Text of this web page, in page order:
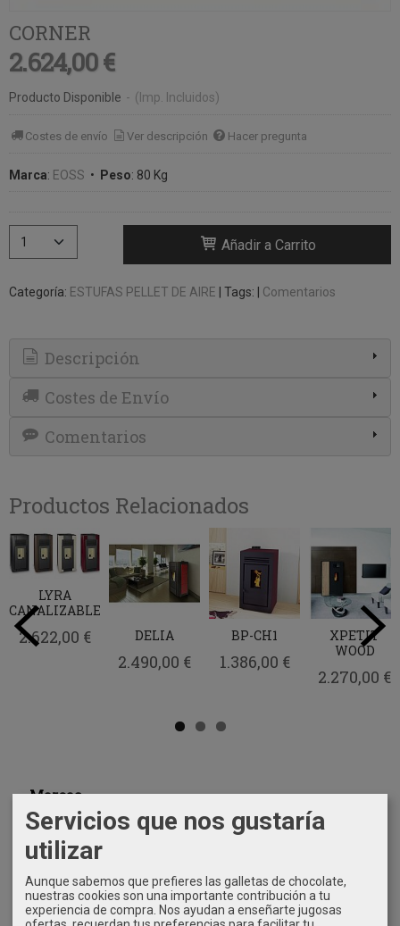
Marcas
CORNER
2.624,00 €
Producto Disponible - (Imp. Incluidos)
Costes de envío Ver descripción Hacer pregunta
Marca: EOSS • Peso: 80 Kg
Añadir a Carrito
Categoría: ESTUFAS PELLET DE AIRE | Tags: | Comentarios
Descripción
Costes de Envío
Comentarios
Productos Relacionados
LYRA
CANALIZABLE
2.622,00 € DELIA
2.490,00 €
BP-CH1
1.386,00 €
XPETIT
WOOD
2.270,00 €
Servicios que nos gustaría
utilizar
Aunque sabemos que prefieres las galletas de chocolate,
nuestras cookies son una importante contribución a tu
experiencia de compra. Nos ayudan a enseñarte jugosas